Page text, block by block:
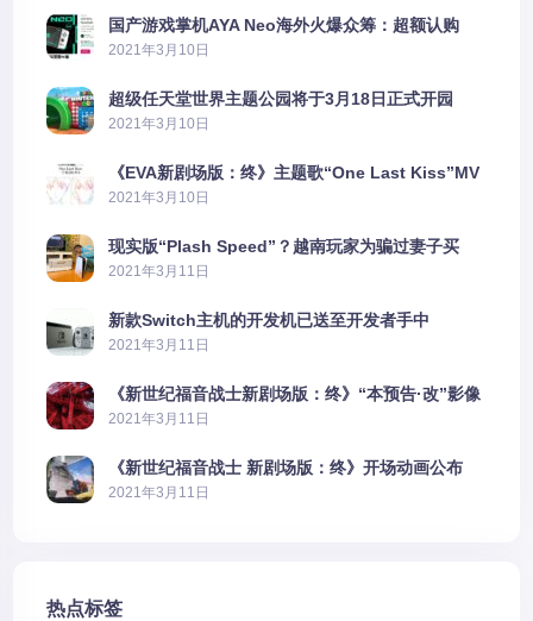
国产游戏掌机AYA Neo海外火爆众筹：超额认购
2606%
2021年3月10日
超级任天堂世界主题公园将于3月18日正式开园
2021年3月10日
《EVA新剧场版：终》主题歌“One Last Kiss”MV
公布
2021年3月10日
现实版“Plash Speed”？越南玩家为骗过妻子买
PS5上演好戏
2021年3月11日
新款Switch主机的开发机已送至开发者手中
2021年3月11日
《新世纪福音战士新剧场版：终》“本预告·改”影像
公开
2021年3月11日
《新世纪福音战士 新剧场版：终》开场动画公布
2021年3月11日
热点标签